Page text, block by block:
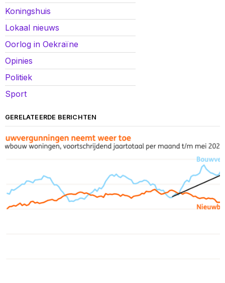
Koningshuis
Lokaal nieuws
Oorlog in Oekraïne
Opinies
Politiek
Sport
GERELATEERDE BERICHTEN